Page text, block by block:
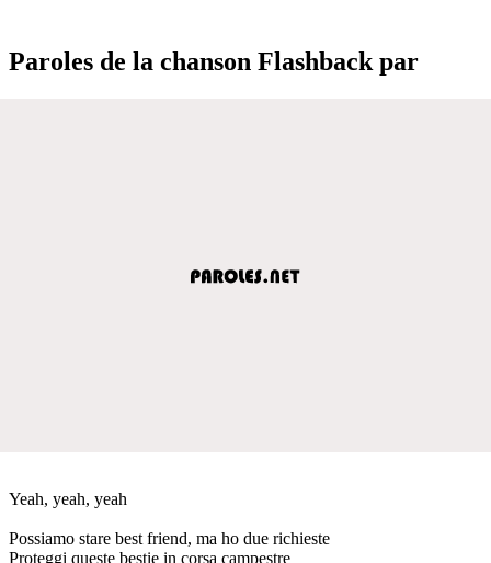
Paroles de la chanson Flashback par
Yeah, yeah, yeah
Possiamo stare best friend, ma ho due richieste
Proteggi queste bestie in corsa campestre